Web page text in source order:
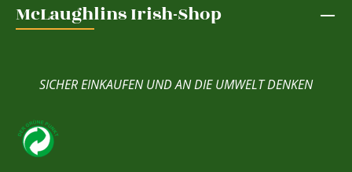
McLaughlins Irish-Shop
SICHER EINKAUFEN UND AN DIE UMWELT DENKEN